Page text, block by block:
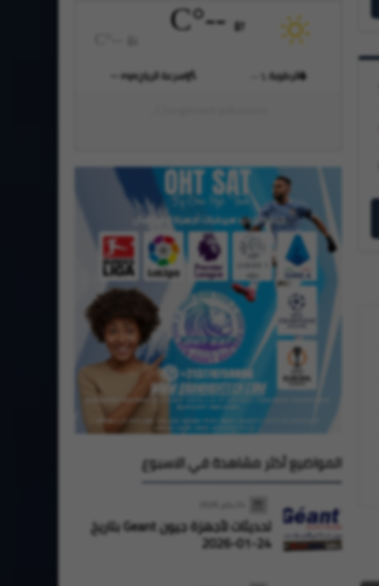
--
°C
الرطوبة % سرعة الرياحmps
المواضيع أكثر مشاهدة في الاسبوع
تحديثات لأجهزة جيون Geant بتاريخ
24-01-2026